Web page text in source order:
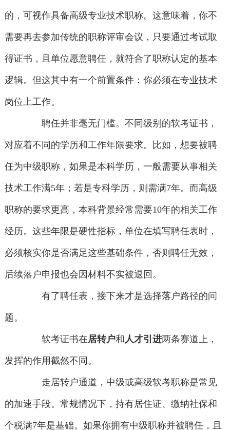
的，可视作具备高级专业技术职称。这意味着，你不
需要再去参加传统的职称评审会议，只要通过考试取
得证书，且单位愿意聘任，就符合了职称认定的基本
逻辑。但这其中有一个前置条件：你必须在专业技术
岗位上工作。
聘任并非毫无门槛。不同级别的软考证书，
对应着不同的学历和工作年限要求。比如，想要被聘
任为中级职称，如果是本科学历，一般需要从事相关
技术工作满5年；若是专科学历，则需满7年。而高级
职称的要求更高，本科背景经常需要10年的相关工作
经历。这些年限是硬性指标，单位在填写聘任表时，
必须核实你是否满足这些基础条件，否则聘任无效，
后续落户申报也会因材料不实被退回。
有了聘任表，接下来才是选择落户路径的问
题。
软考证书在居转户和 人才引进两条赛道上，
发挥的作用截然不同。
走居转户通道，中级或高级软考职称是常见
的加速手段。常规情况下，持有居住证、缴纳社保和
个税满7年是基础。如果你拥有中级职称并被聘任，且